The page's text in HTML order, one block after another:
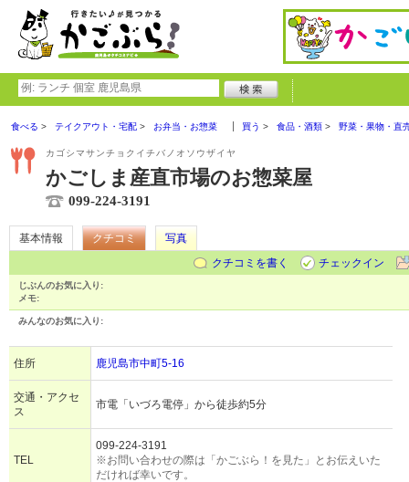
食べる テイクアウト・宅配 お弁当・お惣菜 買う 食品・酒類 野菜・果物・直
カゴシマサンチョクイチバノオソウザイヤ
かごしま産直市場のお惣菜屋
099-224-3191
基本情報 クチコミ
写真
クチコミを書く
チェックイン
じぶんのお気に入り:
メモ:
みんなのお気に入り:
住所 鹿児島市中町5‐16
交通・アクセ
ス
市電「いづろ電停」から徒歩約5分
TEL
099-224-3191
※お問い合わせの際は「かごぶら！を見た」とお伝えいた
だければ幸いです。